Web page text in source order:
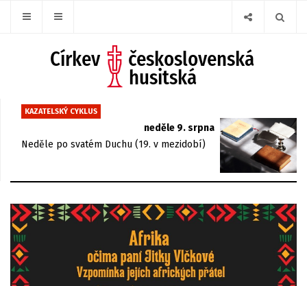
KAZATELSKÝ CYKLUS
neděle 9. srpna
Neděle po svatém Duchu (19. v mezidobí)